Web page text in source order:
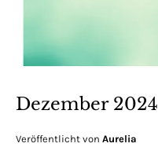
Dezember 2024
Veröffentlicht von Aurelia